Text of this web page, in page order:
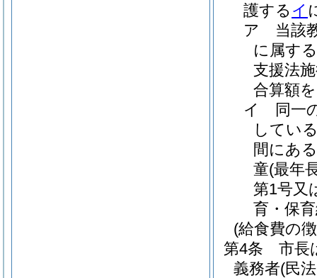
護する イ
ア
当該
に属す
支援法
合算額
イ
同一
してい
間にあ
童(最年
第1号又
育・保
(給食費の
第4条
市長
義務者(民法